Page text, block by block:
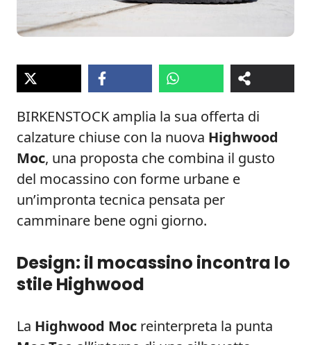
BIRKENSTOCK amplia la sua offerta di
calzature chiuse con la nuova Highwood
Moc, una proposta che combina il gusto
del mocassino con forme urbane e
un’impronta tecnica pensata per
camminare bene ogni giorno.
Design: il mocassino incontra lo
stile Highwood
La Highwood Moc reinterpreta la punta